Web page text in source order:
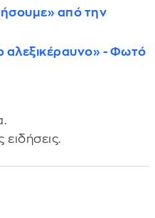
από την
αλεξικέραυνο» - Φωτό
ειδήσεις.